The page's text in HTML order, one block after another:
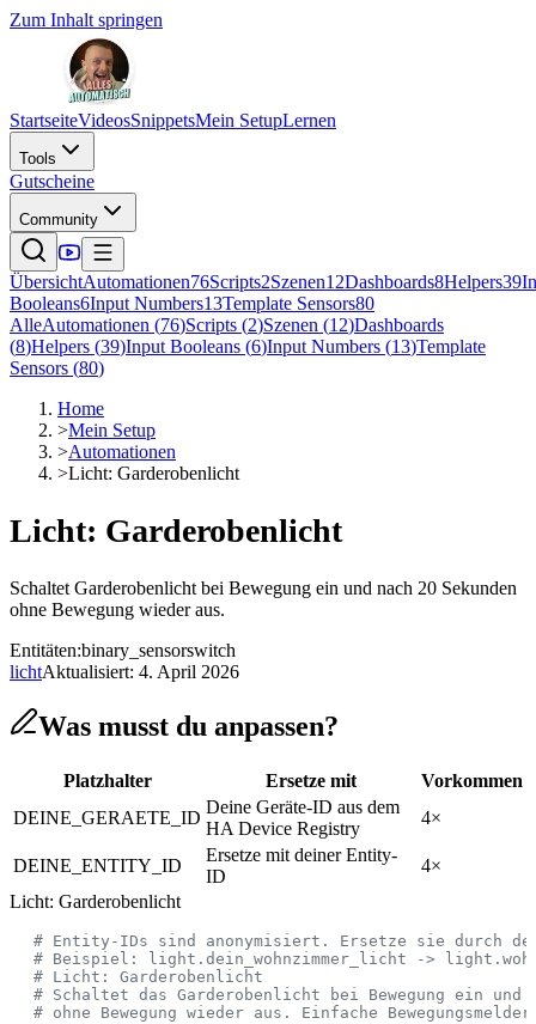
Zum Inhalt springen
StartseiteVideosSnippetsMein SetupLernen
Tools
Gutscheine
Community
ÜbersichtAutomationen76Scripts2Szenen12Dashboards8Helpers39
Booleans6Input Numbers13Template Sensors80
AlleAutomationen (76)Scripts (2)Szenen (12)Dashboards
(8)Helpers (39)Input Booleans (6)Input Numbers (13)Template
Sensors (80)
Home
>Mein Setup
>Automationen
>Licht: Garderobenlicht
Licht: Garderobenlicht
Schaltet Garderobenlicht bei Bewegung ein und nach 20 Sekunden
ohne Bewegung wieder aus.
Entitäten:binary_sensorswitch
lichtAktualisiert: 4. April 2026
Was musst du anpassen?
Platzhalter Ersetze mit
Vorkommen
DEINE_GERAETE_ID
Deine Geräte-ID aus dem
HA Device Registry
4×
DEINE_ENTITY_ID
Ersetze mit deiner Entity-
ID
4×
Licht: Garderobenlicht
# Entity-IDs sind anonymisiert. Ersetze sie durch
# Beispiel: light.dein_wohnzimmer_licht ->
# Licht: Garderobenlicht
# Schaltet das Garderobenlicht bei Bewegung ein und
# ohne Bewegung wieder aus. Einfache